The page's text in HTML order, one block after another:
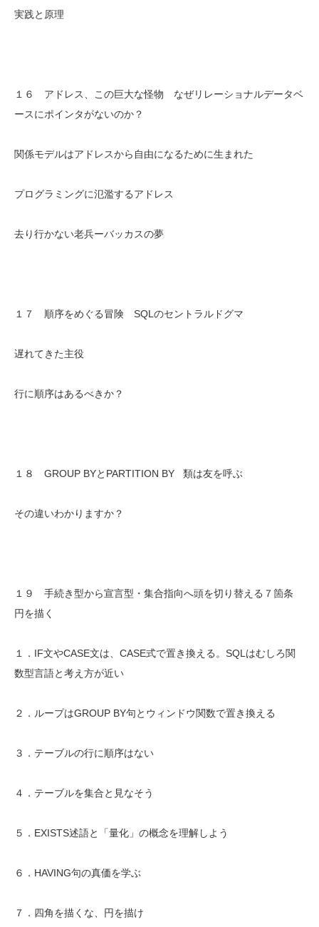
実践と原理
１６ アドレス、この巨大な怪物 なぜリレーショナルデータベ
ースにポインタがないのか？
関係モデルはアドレスから自由になるために生まれた
プログラミングに氾濫するアドレス
去り行かない老兵ーバッカスの夢
１７ 順序をめぐる冒険 SQLのセントラルドグマ
遅れてきた主役
行に順序はあるべきか？
１８ GROUP BYとPARTITION BY 類は友を呼ぶ
その違いわかりますか？
１９ 手続き型から宣言型・集合指向へ頭を切り替える７箇条
円を描く
１．IF文やCASE文は、CASE式で置き換える。SQLはむしろ関
数型言語と考え方が近い
２．ループはGROUP BY句とウィンドウ関数で置き換える
３．テーブルの行に順序はない
４．テーブルを集合と見なそう
５．EXISTS述語と「量化」の概念を理解しよう
６．HAVING句の真価を学ぶ
７．四角を描くな、円を描け